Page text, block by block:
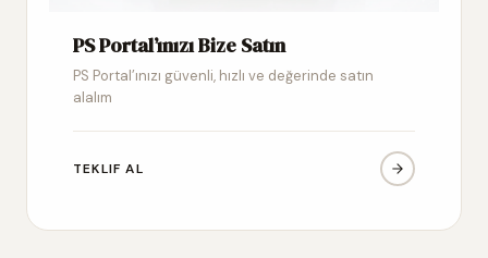
PS Portal’ınızı Bize Satın
PS Portal’ınızı güvenli, hızlı ve değerinde satın
alalım
TEKLIF AL